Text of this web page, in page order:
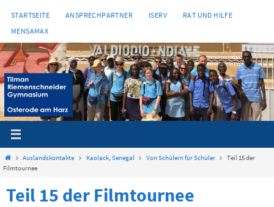
Inhalt
springen
STARTSEITE ANSPRECHPARTNER ISERV
RAT UND HILFE
MENSAMAX
StartAuslandskontakte Kaolack, Senegal Von Schülern für Schüler
Teil 15 der
Filmtournee
Teil 15 der Filmtournee